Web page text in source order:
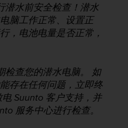
潜水前安全检查！潜水
脑工作正常、设置正
，电池电量是否正常，
检查您的潜水电脑。 如
存在任何问题，立即终
Suunto 客户支持，并
服务中心进行检查。